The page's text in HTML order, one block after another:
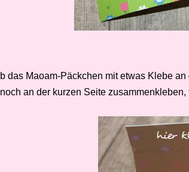
das Maoam-Päckchen mit etwas Klebe
an der kurzen Seite zusammenkleben,